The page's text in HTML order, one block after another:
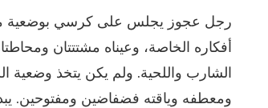
رجل عجوز يجلس على كرسي بوضعية
أفكاره الخاصة، وعيناه مشتتتان
الشارب واللحية. ولم يكن يتخذ وضعية
ومعطفه وياقته فضفاضين ومفتوحين.